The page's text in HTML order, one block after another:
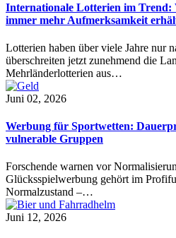
Internationale Lotterien im
immer mehr Aufmerksamkeit
Lotterien haben über viele Jahre nur
überschreiten jetzt zunehmend die
Mehrländerlotterien aus…
Juni 02, 2026
Werbung für Sportwetten:
vulnerable Gruppen
Forschende warnen vor
Glücksspielwerbung gehört im
Normalzustand –…
Juni 12, 2026